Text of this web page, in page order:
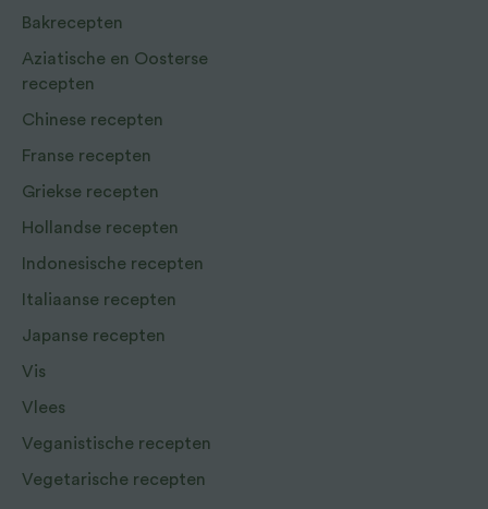
Bakrecepten
Aziatische en Oosterse
recepten
Chinese recepten
Franse recepten
Griekse recepten
Hollandse recepten
Indonesische recepten
Italiaanse recepten
Japanse recepten
Vis
Vlees
Veganistische recepten
Vegetarische recepten